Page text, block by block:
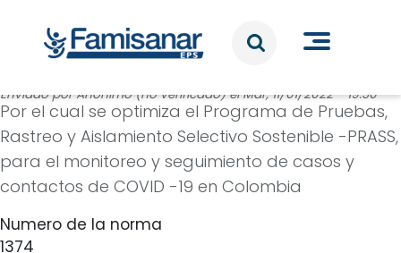
Enviado porAnónimo (no verificado)elMar, 11/01/2022 - 19:30
Por el cual se optimiza el Programa de Pruebas,
Rastreo y Aislamiento Selectivo Sostenible -PRASS,
para el monitoreo y seguimiento de casos y
contactos de COVID -19 en Colombia
Numero de la norma
1374